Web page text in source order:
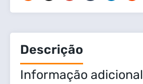
Descrição
Informação adicional